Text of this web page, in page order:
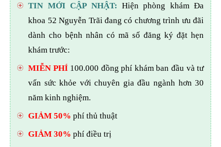
TIN MỚI CẬP NHẬT: Hiện phòng khám Đa
khoa 52 Nguyễn Trãi đang có chương trình ưu đãi
dành cho bệnh nhân có mã số đăng ký đặt hẹn
khám trước:
MIỄN PHÍ 100.000 đồng phí khám ban đầu và tư
vấn sức khỏe với chuyên gia đầu ngành hơn 30
năm kinh nghiệm.
GIẢM 50% phí thủ thuật
GIẢM 30% phí điều trị